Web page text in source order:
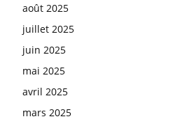
août 2025
juillet 2025
juin 2025
mai 2025
avril 2025
mars 2025